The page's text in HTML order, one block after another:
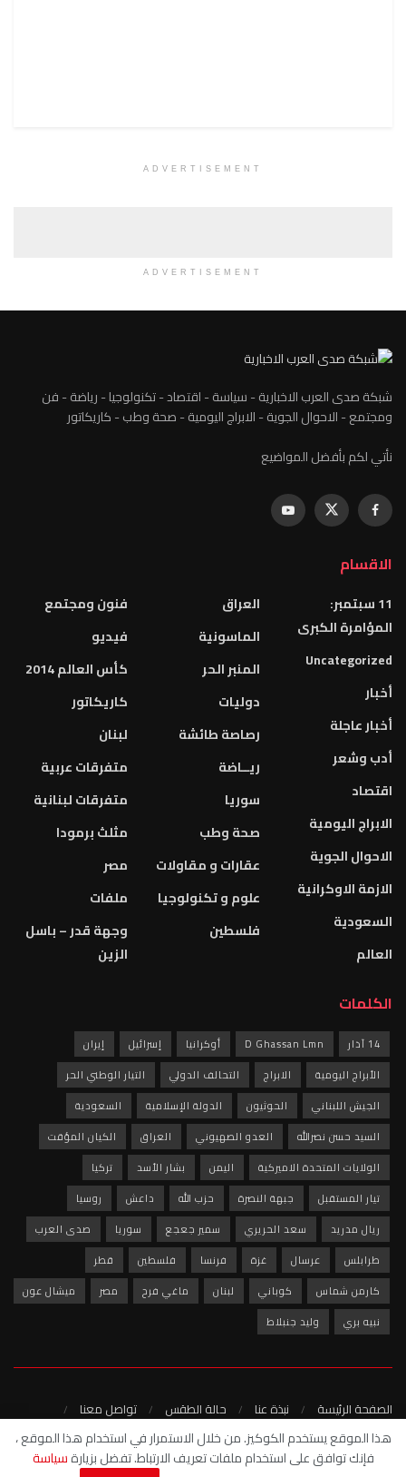
ADVERTISEMENT
ADVERTISEMENT
شبكة صدى العرب الاخبارية - سياسة - اقتصاد - تكنولوجيا - رياضة - فن
ومجتمع - الاحوال الجوية - الابراج اليومية - صحة وطب - كاريكاتور
نأتي لكم بأفضل المواضيع
الاقسام
11 سبتمبر:
المؤامرة الكبرى
Uncategorized
أخبار
أخبار عاجلة
أدب وشعر
اقتصاد
الابراج اليومية
الاحوال الجوية
الازمة الاوكرانية
السعودية
العالم
العراق
الماسونية
المنبر الحر
دوليات
رصاصة طائشة
ريــاضة
سوريا
صحة وطب
عقارات و مقاولات
علوم و تكنولوجيا
فلسطين
فنون ومجتمع
فيديو
كأس العالم 2014
كاريكاتور
لبنان
متفرقات عربية
متفرقات لبنانية
مثلث برمودا
مصر
ملفات
وجهة قدر – باسل
الزين
الكلمات
14 آذار D Ghassan Lmn أوكرانيا إسرائيل
إيران
الأبراج اليومية
الابراج التحالف الدولي
التيار الوطني الحر
الجيش اللبناني
الحوثيون الدولة الإسلامية
السعودية
السيد حسن نصرالله
العدو الصهيوني العراق
الكيان المؤقت
الولايات المتحدة الاميركية
اليمن بشار الأسد
تركيا
تيار المستقبل
جبهة النصرة حزب الله داعش
روسيا
ريال مدريد
سعد الحريري سمير جعجع سوريا
صدى العرب
طرابلس
عرسال غزة فرنسا فلسطين
قطر
كارمن شماس
كوباني لبنان ماغي فرح مصر
ميشال عون
نبيه بري
وليد جنبلاط
الصفحة الرئيسة نبذة عنا حالة الطقس
تواصل معنا
سياسة الخصوصية
هذا الموقع يستخدم الكوكيز. من خلال الاستمرار في استخدام هذا الموقع ،
فإنك توافق على استخدام ملفات تعريف الارتباط. تفضل بزيارةسياسة